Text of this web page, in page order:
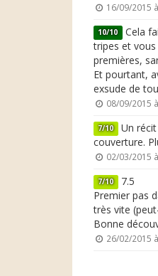
16/09/2015
10/10 Cela
tripes et
premières,
Et pourtant,
exsude de
08/09/2015
7/10 Un récit
couverture.
02/03/2015
7/10 7.5
Premier pas
très vite
Bonne
26/02/2015